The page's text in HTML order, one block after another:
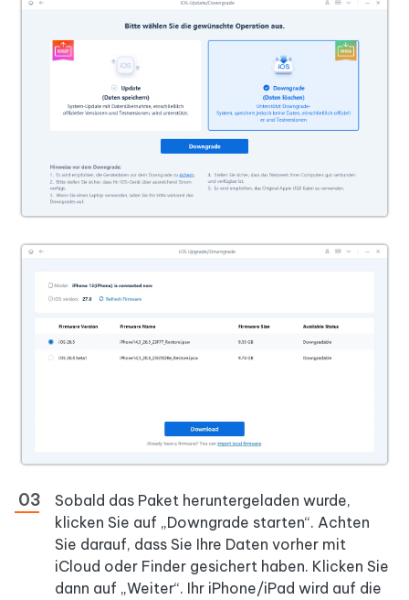
Sobald das Paket heruntergeladen wurde,
klicken Sie auf „Downgrade starten“. Achten
Sie darauf, dass Sie Ihre Daten vorher mit
iCloud oder Finder gesichert haben. Klicken Sie
dann auf „Weiter“. Ihr iPhone/iPad wird auf die